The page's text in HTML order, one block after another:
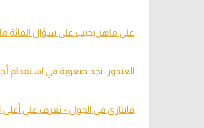
علي ماهر يجيب على سؤال المائة
الغندور: نجد صعوبة في استقدام
فانتازي في الجول - تعرف على أغلى